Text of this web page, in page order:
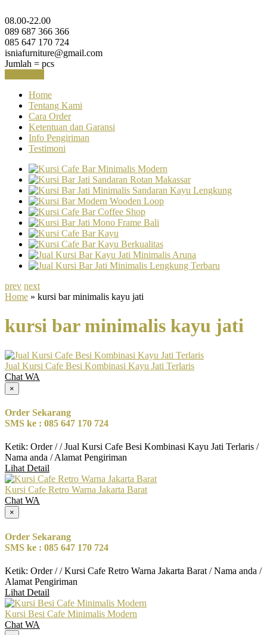
08.00-22.00
089 687 366 366
085 647 170 724
isniafurniture@gmail.com
Jumlah = pcs
Home
Tentang Kami
Cara Order
Ketentuan dan Garansi
Info Pengiriman
Testimoni
prev next
Home » kursi bar minimalis kayu jati
kursi bar minimalis kayu jati
Jual Kursi Cafe Besi Kombinasi Kayu Jati Terlaris
Chat WA
×
Order Sekarang
SMS ke : 085 647 170 724
Ketik: Order / / Jual Kursi Cafe Besi Kombinasi Kayu Jati Terlaris /
Nama anda / Alamat Pengiriman
Lihat Detail
Kursi Cafe Retro Warna Jakarta Barat
Chat WA
×
Order Sekarang
SMS ke : 085 647 170 724
Ketik: Order / / Kursi Cafe Retro Warna Jakarta Barat / Nama anda /
Alamat Pengiriman
Lihat Detail
Kursi Besi Cafe Minimalis Modern
Chat WA